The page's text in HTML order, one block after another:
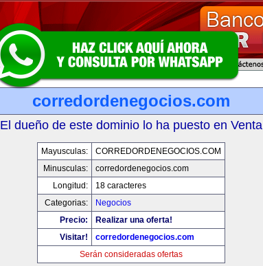
corredordenegocios.com
El dueño de este dominio lo ha puesto en Venta
Mayusculas:
CORREDORDENEGOCIOS.COM
Minusculas:
corredordenegocios.com
Longitud:
18 caracteres
Categorias:
Negocios
Precio:
Realizar una oferta!
Visitar!
corredordenegocios.com
Serán consideradas ofertas